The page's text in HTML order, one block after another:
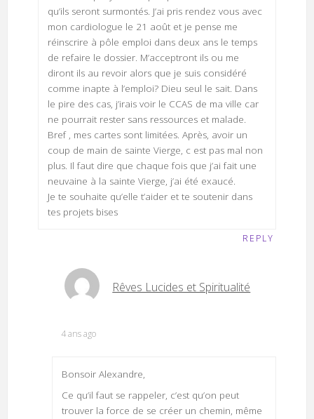
qu’ils seront surmontés. J’ai pris rendez vous avec
mon cardiologue le 21 août et je pense me
réinscrire à pôle emploi dans deux ans le temps
de refaire le dossier. M’acceptront ils ou me
diront ils au revoir alors que je suis considéré
comme inapte à l’emploi? Dieu seul le sait. Dans
le pire des cas, j’irais voir le CCAS de ma ville car
ne pourrait rester sans ressources et malade.
Bref , mes cartes sont limitées. Après, avoir un
coup de main de sainte Vierge, c est pas mal non
plus. Il faut dire que chaque fois que j’ai fait une
neuvaine à la sainte Vierge, j’ai été exaucé.
Je te souhaite qu’elle t’aider et te soutenir dans
tes projets bises
REPLY
Rêves Lucides et Spiritualité
4 ans ago
Bonsoir Alexandre,
Ce qu’il faut se rappeler, c’est qu’on peut
trouver la force de se créer un chemin, même